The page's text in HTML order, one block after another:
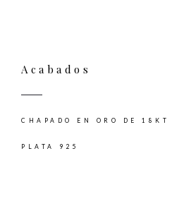
Acabados
CHAPADO EN ORO DE 18KT
PLATA 925